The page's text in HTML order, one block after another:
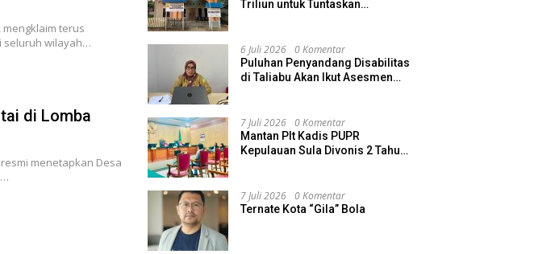
terus
seluruh wilayah…
di Lomba
menetapkan Desa
Triliun untuk Tuntaskan
6 Juli 2026 0 Komentar
Puluhan Penyandang Disabilitas
di Taliabu Akan Ikut Asesmen
7 Juli 2026 0 Komentar
Mantan Plt Kadis PUPR
Kepulauan Sula Divonis 2 Tahun
7 Juli 2026 0 Komentar
Ternate Kota “Gila” Bola